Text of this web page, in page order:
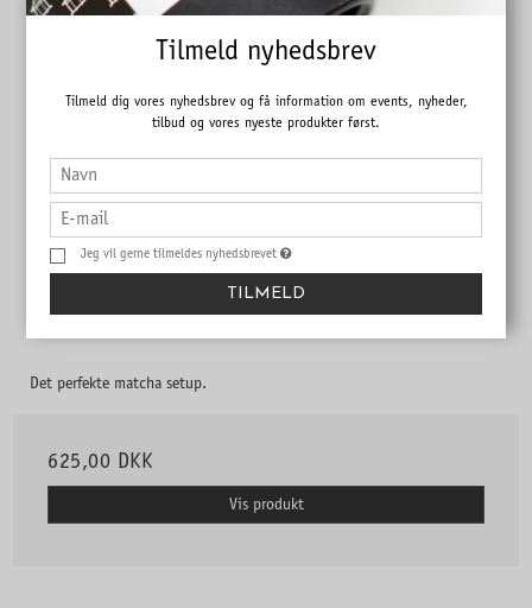
Startpakke - Matcha
Det perfekte matcha setup.
625,00 DKK
Vis produkt
Tilmeld nyhedsbrev
Tilmeld dig vores nyhedsbrev og få information om events, nyheder,
tilbud og vores nyeste produkter først.
Jeg vil gerne tilmeldes nyhedsbrevet
TILMELD